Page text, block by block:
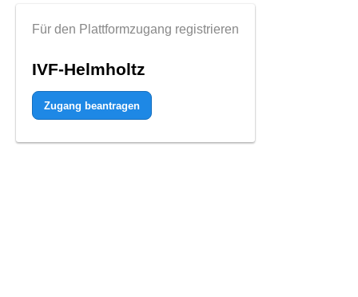
Für den Plattformzugang registrieren
IVF-Helmholtz
Zugang beantragen